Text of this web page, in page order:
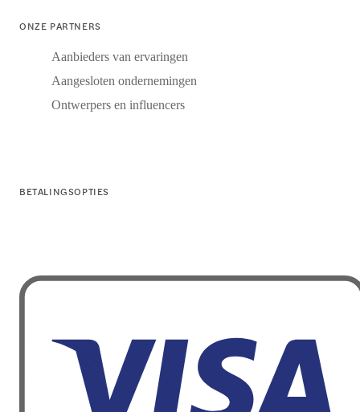
ONZE PARTNERS
Aanbieders van ervaringen
Aangesloten ondernemingen
Ontwerpers en influencers
BETALINGSOPTIES